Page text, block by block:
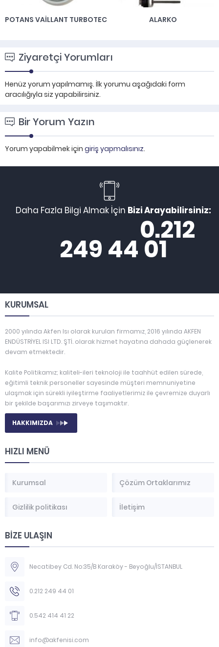
POTANS VAILLANT TURBOTEC ALARKO
Ziyaretçi Yorumları
Henüz yorum yapılmamış. İlk yorumu aşağıdaki form
aracılığıyla siz yapabilirsiniz.
Bir Yorum Yazın
Yorum yapabilmek için giriş yapmalısınız.
Daha Fazla Bilgi Almak İçin Bizi Arayabilirsiniz:
0.212
249 44 01
KURUMSAL
2000 yılında Akfen Isı olarak kurulan firmamız, 2016 yılında AKFEN
ENDÜSTRİYEL ISI LTD. ŞTİ. olarak hizmet hayatına dahada güçlenerek
devam etmektedir.
Kalite Politikamız; kaliteli-ileri teknoloji ile taahhüt edilen sürede,
eğitimli teknik personeller sayesinde müşteri memnuniyetine
ulaşmak için sürekli iyileştirme faaliyetlerimiz ile çevremize duyarlı
bir şekilde başarımızı zirveye taşımaktır.
HAKKIMIZDA
HIZLI MENÜ
Kurumsal Çözüm Ortaklarımız
Gizlilik politikası İletişim
BİZE ULAŞIN
Necatibey Cd. No:35/B Karaköy - Beyoğlu/İSTANBUL
0.212 249 44 01
0.542 414 41 22
info@akfenisi.com